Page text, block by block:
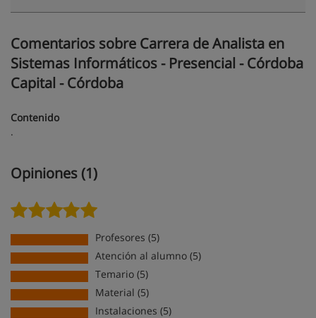
Comentarios sobre Carrera de Analista en
Sistemas Informáticos - Presencial - Córdoba
Capital - Córdoba
Contenido
.
Opiniones (1)
Profesores (5)
Atención al alumno (5)
Temario (5)
Material (5)
Instalaciones (5)